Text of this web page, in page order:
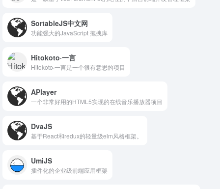
SortableJS中文网
功能强大的JavaScript 拖拽库
Hitokoto·一言
Hitokoto·一言是一个很有意思的项目
APlayer
一个非常好用的HTML5实现的在线音乐播放器项目
DvaJS
基于React和redux的轻量级elm风格框架。
UmiJS
插件化的企业级前端应用框架